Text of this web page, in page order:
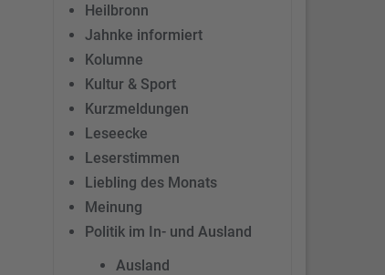
Heilbronn
Jahnke informiert
Kolumne
Kultur & Sport
Kurzmeldungen
Leseecke
Leserstimmen
Liebling des Monats
Meinung
Politik im In- und Ausland
Ausland